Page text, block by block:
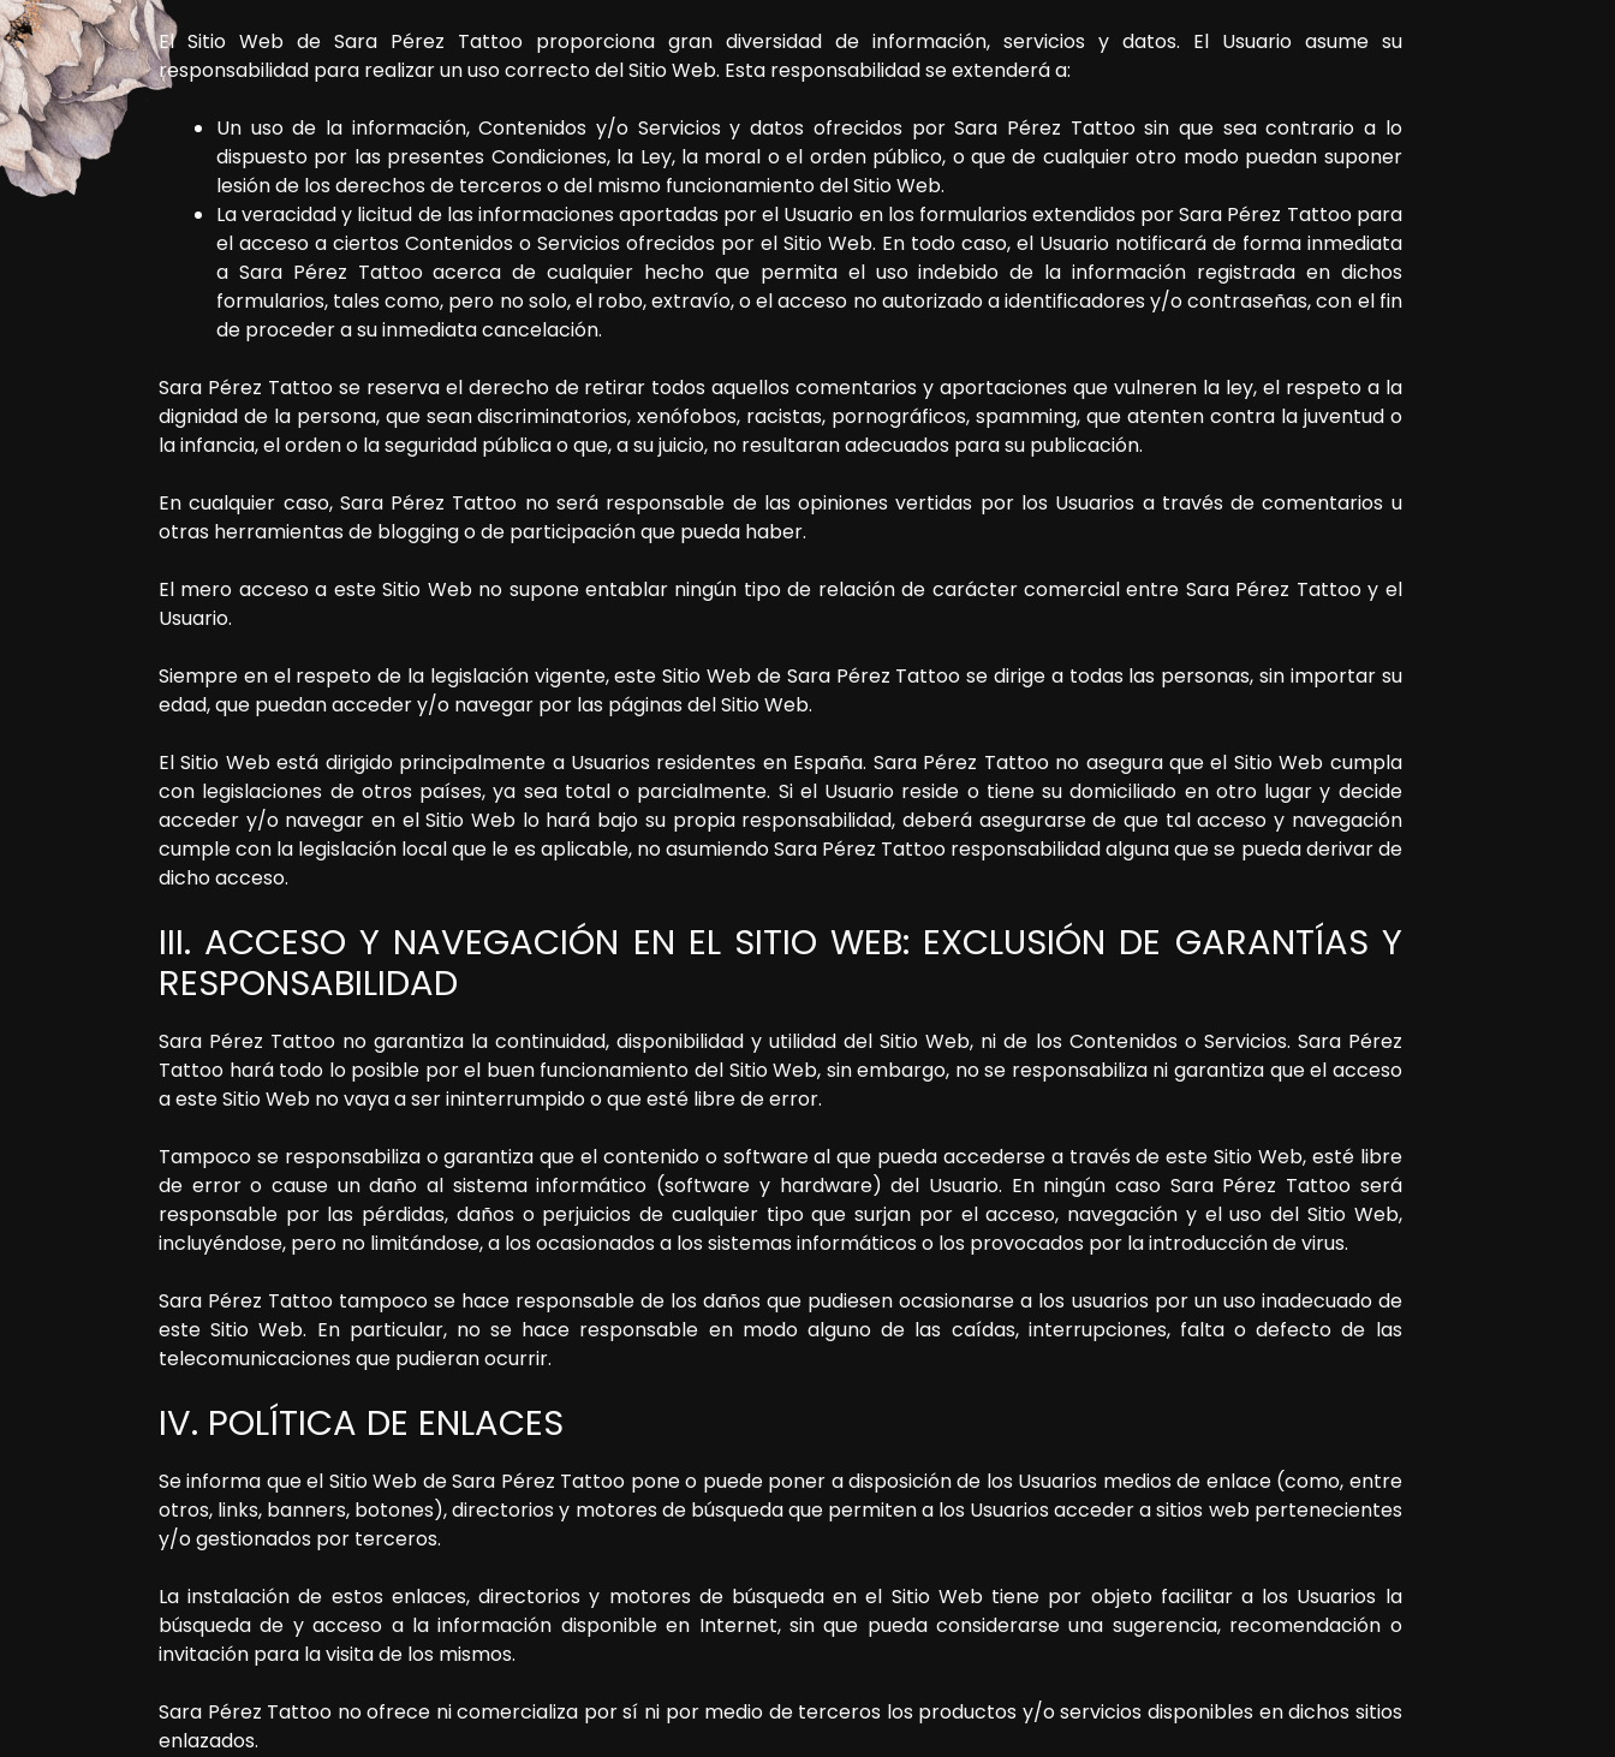
El Sitio Web de Sara Pérez Tattooproporciona gran diversidad de información, servicios y datos. El Usuario asume su
responsabilidad para realizar un uso correcto del Sitio Web. Esta responsabilidad se extenderá a:
Un uso de la información, Contenidos y/o Servicios y datos ofrecidos porSara Pérez Tattoosin que sea contrario a lo
dispuesto por las presentes Condiciones, la Ley, la moral o el orden público, o que de cualquier otro modo puedan suponer
lesión de los derechos de terceros o del mismo funcionamiento del Sitio Web.
La veracidad y licitud de las informaciones aportadas por el Usuario en los formularios extendidos porSara Pérez Tattoopara
el acceso a ciertos Contenidos o Servicios ofrecidos por el Sitio Web. En todo caso, el Usuario notificará de forma inmediata
a Sara Pérez Tattooacerca de cualquier hecho que permita el uso indebido de la información registrada en dichos
formularios, tales como, pero no solo, el robo, extravío, o el acceso no autorizado a identificadores y/o contraseñas, con el fin
de proceder a su inmediata cancelación.
Sara Pérez Tattoose reserva el derecho de retirar todos aquellos comentarios y aportaciones que vulneren la ley, el respeto a la
dignidad de la persona, que sean discriminatorios, xenófobos, racistas, pornográficos, spamming, que atenten contra la juventud o
la infancia, el orden o la seguridad pública o que, a su juicio, no resultaran adecuados para su publicación.
En cualquier caso, Sara Pérez Tattoo no será responsable de las opiniones vertidas por los Usuarios a través de comentarios u
otras herramientas de blogging o de participación que pueda haber.
El mero acceso a este Sitio Web no supone entablar ningún tipo de relación de carácter comercial entre Sara Pérez Tattooy el
Usuario.
Siempre en el respeto de la legislación vigente, este Sitio Web de Sara Pérez Tattoo se dirige a todas las personas, sin importar su
edad, que puedan acceder y/o navegar por las páginas del Sitio Web.
El Sitio Web está dirigido principalmente a Usuarios residentes en España. Sara Pérez Tattoono asegura que el Sitio Web cumpla
con legislaciones de otros países, ya sea total o parcialmente. Si el Usuario reside o tiene su domiciliado en otro lugar y decide
acceder y/o navegar en el Sitio Web lo hará bajo su propia responsabilidad, deberá asegurarse de que tal acceso y navegación
cumple con la legislación local que le es aplicable, no asumiendoSara Pérez Tattoo responsabilidad alguna que se pueda derivar de
dicho acceso.
III. ACCESO Y NAVEGACIÓN EN EL SITIO WEB: EXCLUSIÓN DE GARANTÍAS Y
RESPONSABILIDAD
Sara Pérez Tattoo no garantiza la continuidad, disponibilidad y utilidad del Sitio Web, ni de los Contenidos o Servicios. Sara Pérez
Tattoo hará todo lo posible por el buen funcionamiento del Sitio Web, sin embargo, no se responsabiliza ni garantiza que el acceso
a este Sitio Web no vaya a ser ininterrumpido o que esté libre de error.
Tampoco se responsabiliza o garantiza que el contenido o software al que pueda accederse a través de este Sitio Web, esté libre
de error o cause un daño al sistema informático (software y hardware) del Usuario. En ningún caso Sara Pérez Tattooserá
responsable por las pérdidas, daños o perjuicios de cualquier tipo que surjan por el acceso, navegación y el uso del Sitio Web,
incluyéndose, pero no limitándose, a los ocasionados a los sistemas informáticos o los provocados por la introducción de virus.
Sara Pérez Tattoo tampoco se hace responsable de los daños que pudiesen ocasionarse a los usuarios por un uso inadecuado de
este Sitio Web. En particular, no se hace responsable en modo alguno de las caídas, interrupciones, falta o defecto de las
telecomunicaciones que pudieran ocurrir.
IV. POLÍTICA DE ENLACES
Se informa que el Sitio Web deSara Pérez Tattoo pone o puede poner a disposición de los Usuarios medios de enlace (como, entre
otros, links, banners, botones), directorios y motores de búsqueda que permiten a los Usuarios acceder a sitios web pertenecientes
y/o gestionados por terceros.
La instalación de estos enlaces, directorios y motores de búsqueda en el Sitio Web tiene por objeto facilitar a los Usuarios la
búsqueda de y acceso a la información disponible en Internet, sin que pueda considerarse una sugerencia, recomendación o
invitación para la visita de los mismos.
Sara Pérez Tattoo no ofrece ni comercializa por sí ni por medio de terceros los productos y/o servicios disponibles en dichos sitios
enlazados.